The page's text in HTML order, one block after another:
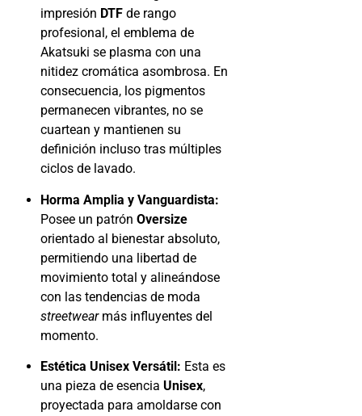
impresión DTF de rango
profesional, el emblema de
Akatsuki se plasma con una
nitidez cromática asombrosa. En
consecuencia, los pigmentos
permanecen vibrantes, no se
cuartean y mantienen su
definición incluso tras múltiples
ciclos de lavado.
Horma Amplia y Vanguardista:
Posee un patrón Oversize
orientado al bienestar absoluto,
permitiendo una libertad de
movimiento total y alineándose
con las tendencias de moda
streetwearmás influyentes del
momento.
Estética Unisex Versátil: Esta es
una pieza de esencia Unisex,
proyectada para amoldarse con